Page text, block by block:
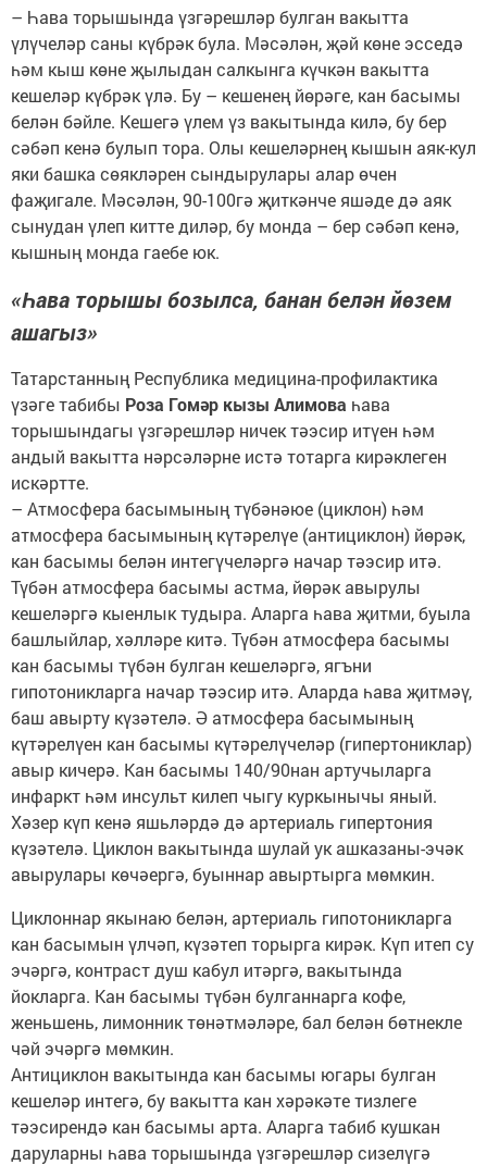
– Һава торышында үзгәрешләр булган вакытта
үлүчеләр саны күбрәк була. Мәсәлән, җәй көне эсседә
һәм кыш көне җылыдан салкынга күчкән вакытта
кешеләр күбрәк үлә. Бу – кешенең йөрәге, кан басымы
белән бәйле. Кешегә үлем үз вакытында килә, бу бер
сәбәп кенә булып тора. Олы кешеләрнең кышын аяк-кул
яки башка сөякләрен сындырулары алар өчен
фаҗигале. Мәсәлән, 90-100гә җиткәнче яшәде дә аяк
сынудан үлеп китте диләр, бу монда – бер сәбәп кенә,
кышның монда гаебе юк.
«Һава торышы бозылса, банан белән йөзем
ашагыз»
Татарстанның Республика медицина-профилактика
үзәге табибы Роза Гомәр кызы Алимова һава
торышындагы үзгәрешләр ничек тәэсир итүен һәм
андый вакытта нәрсәләрне истә тотарга кирәклеген
искәртте.
– Атмосфера басымының түбәнәюе (циклон) һәм
атмосфера басымының күтәрелүе (антициклон) йөрәк,
кан басымы белән интегүчеләргә начар тәэсир итә.
Түбән атмосфера басымы астма, йөрәк авырулы
кешеләргә кыенлык тудыра. Аларга һава җитми, буыла
башлыйлар, хәлләре китә. Түбән атмосфера басымы
кан басымы түбән булган кешеләргә, ягъни
гипотоникларга начар тәэсир итә. Аларда һава җитмәү,
баш авырту күзәтелә. Ә атмосфера басымының
күтәрелүен кан басымы күтәрелүчеләр (гипертониклар)
авыр кичерә. Кан басымы 140/90нан артучыларга
инфаркт һәм инсульт килеп чыгу куркынычы яный.
Хәзер күп кенә яшьләрдә дә артериаль гипертония
күзәтелә. Циклон вакытында шулай ук ашказаны-эчәк
авырулары көчәергә, буыннар авыртырга мөмкин.
Циклоннар якынаю белән, артериаль гипотоникларга
кан басымын үлчәп, күзәтеп торырга кирәк. Күп итеп су
эчәргә, контраст душ кабул итәргә, вакытында
йокларга. Кан басымы түбән булганнарга кофе,
женьшень, лимонник төнәтмәләре, бал белән бөтнекле
чәй эчәргә мөмкин.
Антициклон вакытында кан басымы югары булган
кешеләр интегә, бу вакытта кан хәрәкәте тизлеге
тәэсирендә кан басымы арта. Аларга табиб кушкан
даруларны һава торышында үзгәрешләр сизелүгә